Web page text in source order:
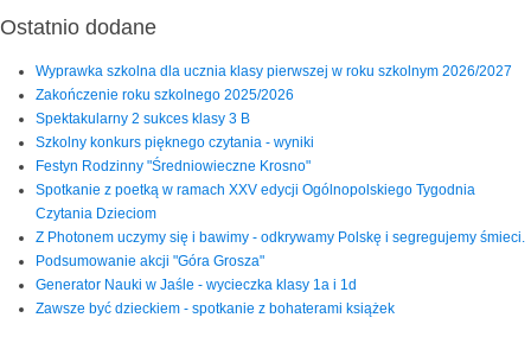
Ostatnio dodane
Wyprawka szkolna dla ucznia klasy pierwszej w roku szkolnym 2026/2027
Zakończenie roku szkolnego 2025/2026
Spektakularny 2 sukces klasy 3 B
Szkolny konkurs pięknego czytania - wyniki
Festyn Rodzinny "Średniowieczne Krosno"
Spotkanie z poetką w ramach XXV edycji Ogólnopolskiego Tygodnia
Czytania Dzieciom
Z Photonem uczymy się i bawimy - odkrywamy Polskę i segregujemy śmieci.
Podsumowanie akcji "Góra Grosza"
Generator Nauki w Jaśle - wycieczka klasy 1a i 1d
Zawsze być dzieckiem - spotkanie z bohaterami książek